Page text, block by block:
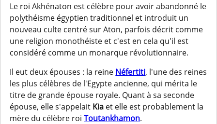
Le roi Akhénaton est célèbre pour avoir abandonné le
polythéisme égyptien traditionnel et introduit un
nouveau culte centré sur Aton, parfois décrit comme
une religion monothéiste et c'est en cela qu'il est
considéré comme un monarque révolutionnaire.
Il eut deux épouses : la reine Néfertiti, l'une des reines
les plus célèbres de l'Egypte ancienne, qui mérita le
titre de grande épouse royale. Quant à sa seconde
épouse, elle s'appelait Kia et elle est probablement la
mère du célèbre roiToutankhamon.